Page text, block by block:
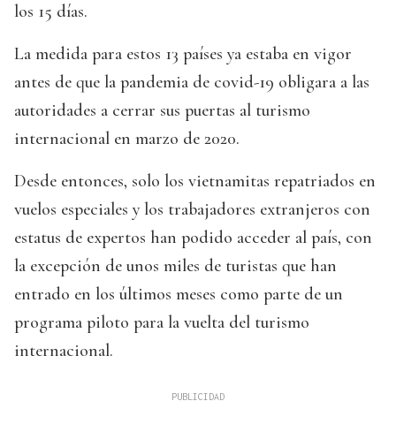
los 15 días.
La medida para estos 13 países ya estaba en vigor
antes de que la pandemia de covid-19 obligara a las
autoridades a cerrar sus puertas al turismo
internacional en marzo de 2020.
Desde entonces, solo los vietnamitas repatriados en
vuelos especiales y los trabajadores extranjeros con
estatus de expertos han podido acceder al país, con
la excepción de unos miles de turistas que han
entrado en los últimos meses como parte de un
programa piloto para la vuelta del turismo
internacional.